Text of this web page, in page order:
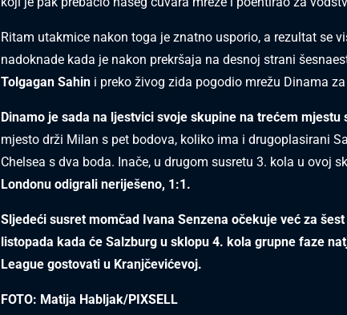
Ritam utakmice nakon toga je znatno usporio, a rezultat se
nadoknade kada je nakon prekršaja na desnoj strani
Tolgagan Sahin i preko živog zida pogodio mrežu Dinama
Dinamo je sada na ljestvici svoje skupine na trećem mjestu
mjesto drži Milan s pet bodova, koliko ima i drugoplasirani
Chelsea s dva boda. Inače, u drugom susretu 3. kola u ovoj
Londonu odigrali neriješeno, 1:1.
Sljedeći susret momčad Ivana Senzena očekuje već za
listopada kada će Salzburg u sklopu 4. kola grupne faze
League gostovati u Kranjčevićevoj.
FOTO: Matija Habljak/PIXSELL